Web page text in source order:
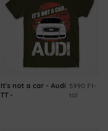
It's not a car - Audi
TT
5990 Ft-
tól